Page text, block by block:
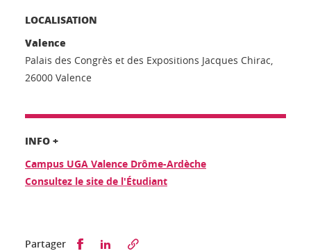
LOCALISATION
Valence
Palais des Congrès et des Expositions Jacques Chirac,
26000 Valence
INFO +
Campus UGA Valence Drôme-Ardèche
Consultez le site de l'Étudiant
Partager Partager sur Facebook
Partager sur LinkedIn